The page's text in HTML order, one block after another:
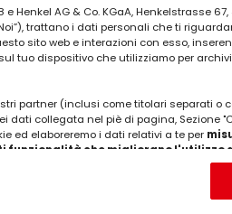
e Henkel AG & Co. KGaA, Henkelstrasse
trattano i dati personali che ti
sito web e interazioni con esso,
tuo dispositivo che utilizziamo per
partner (inclusi come titolari separati o
dati collegata nel piè di pagina, Sezione
ed elaboreremo i dati relativi a te per
funzionalità che migliorano l'utilizzo
il tuo utilizzo di questo sito Web e le tue
cui lavori) per) e su tale base tracciare i
sulle entità commerciali e creare